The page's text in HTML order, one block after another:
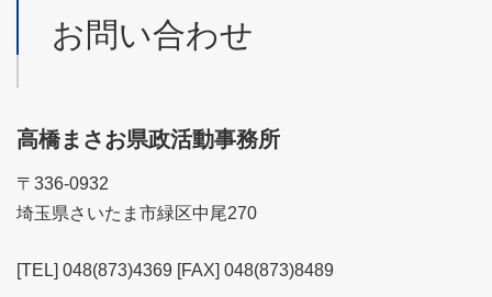
お問い合わせ
高橋まさお県政活動事務所
〒336-0932
埼玉県さいたま市緑区中尾270
[TEL] 048(873)4369 [FAX] 048(873)8489